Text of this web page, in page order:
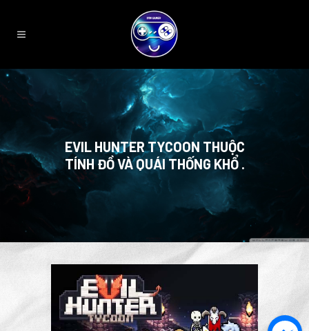
EVIL HUNTER TYCOON THUỘC
TÍNH ĐỒ VÀ QUÁI THỐNG KHỔ .